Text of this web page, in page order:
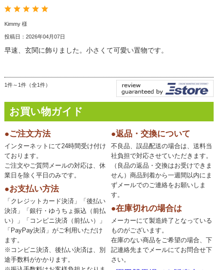
Kimmy 様
投稿日：2026年04月07日
早速、玄関に飾りました。小さくて可愛い置物です。
1件～1件（全1件）
お買い物ガイド
●ご注文方法
インターネットにて24時間受け付け
ております。
ご注文やご質問メールの対応は、休
業日を除く平日のみです。
●お支払い方法
「クレジットカード決済」「後払い
決済」「銀行・ゆうちょ振込（前払
い）」「コンビニ決済（前払い）」
「PayPay決済」がご利用いただけ
ます。
※コンビニ決済、後払い決済は、別
途手数料がかかります。
●返品・交換について
不良品、誤品配送の場合は、送料当
社負担で対応させていただきます。
（良品の返品・交換はお受けできま
せん）商品到着から一週間以内にま
ずメールでのご連絡をお願いしま
す。
●在庫切れの場合は
メーカーにて製造終了となっている
ものがございます。
在庫のない商品をご希望の場合、下
記連絡先までメールにてお問合せ下
さい。